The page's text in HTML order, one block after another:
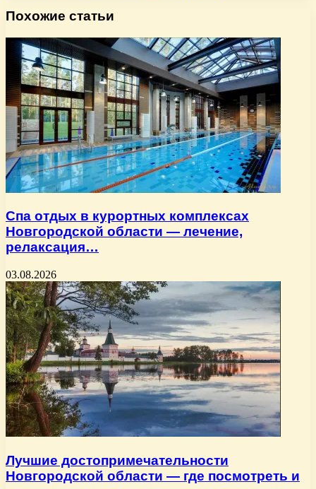
Похожие статьи
Спа отдых в курортных комплексах
Новгородской области — лечение,
релаксация…
03.08.2026
Лучшие достопримечательности
Новгородской области — где посмотреть и